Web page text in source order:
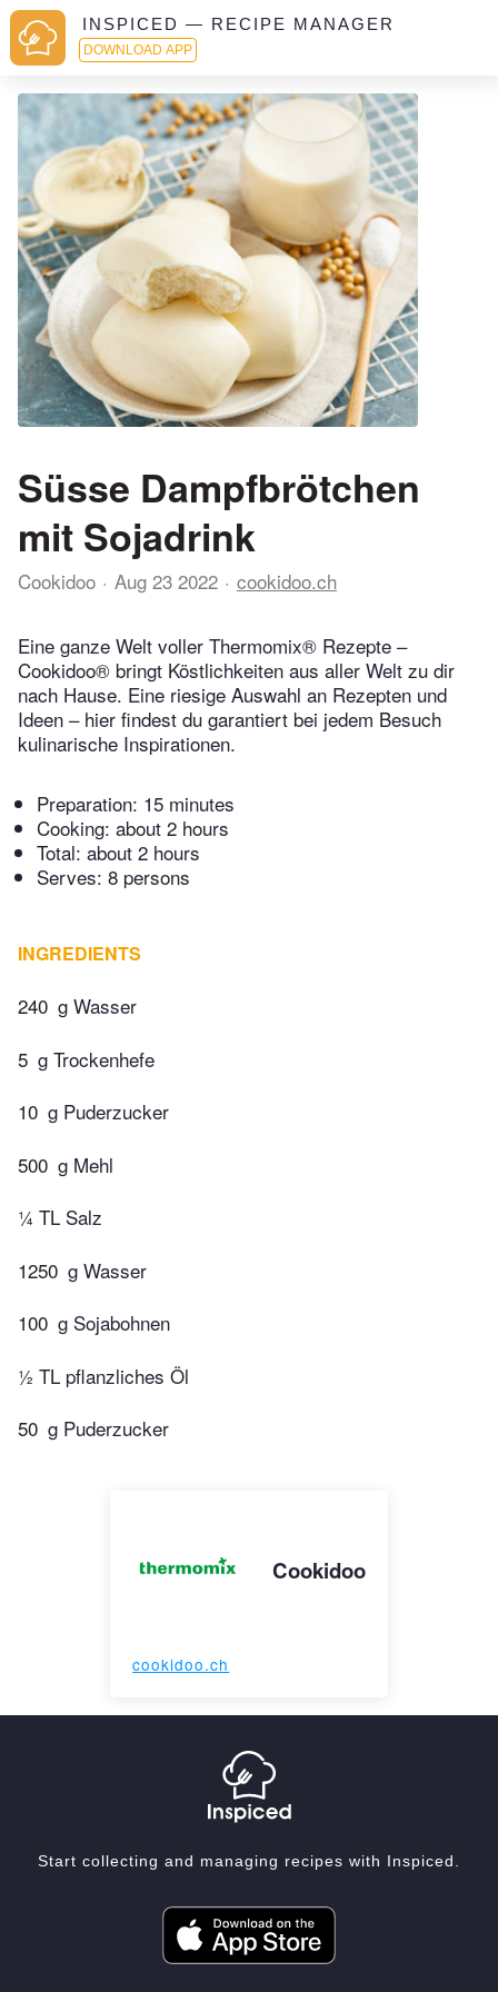
INSPICED — RECIPE MANAGER
DOWNLOAD APP
Süsse Dampfbrötchen
mit Sojadrink
Cookidoo Aug 23 2022 cookidoo.ch
Eine ganze Welt voller Thermomix® Rezepte –
Cookidoo® bringt Köstlichkeiten aus aller Welt zu dir
nach Hause. Eine riesige Auswahl an Rezepten und
Ideen – hier findest du garantiert bei jedem Besuch
kulinarische Inspirationen.
Preparation: 15 minutes
Cooking: about 2 hours
Total: about 2 hours
Serves: 8 persons
INGREDIENTS
240 g Wasser
5 g Trockenhefe
10 g Puderzucker
500 g Mehl
¼ TL Salz
1250 g Wasser
100 g Sojabohnen
½ TL pflanzliches Öl
50 g Puderzucker
Cookidoo
cookidoo.ch
Start collecting and managing recipes with Inspiced.